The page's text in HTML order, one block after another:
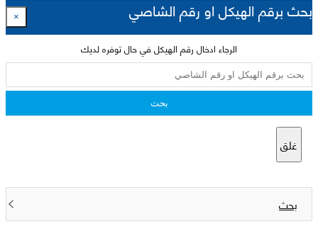
بحث برقم الهيكل او رقم الشاصي ×
الرجاء ادخال رقم الهيكل في حال توفره لديك
بحث
غلق
بحث